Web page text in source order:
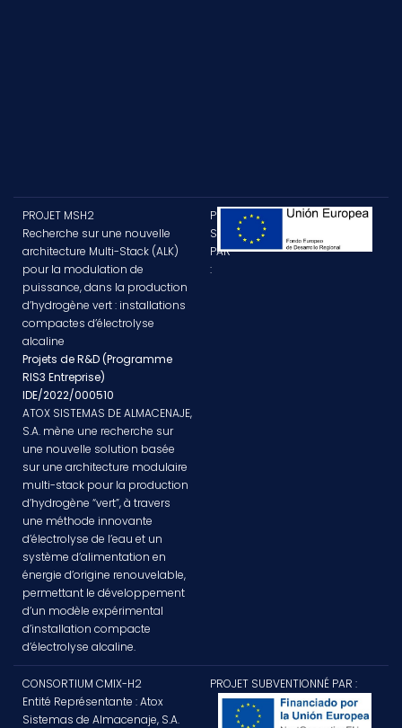
PROJET MSH2
Recherche sur une nouvelle
architecture Multi-Stack (ALK)
pour la modulation de
puissance, dans la production
d’hydrogène vert : installations
compactes d’électrolyse
alcaline
Projets de R&D (Programme
RIS3 Entreprise)
IDE/2022/000510
ATOX SISTEMAS DE ALMACENAJE,
S.A. mène une recherche sur
une nouvelle solution basée
sur une architecture modulaire
multi-stack pour la production
d’hydrogène “vert”, à travers
une méthode innovante
d’électrolyse de l’eau et un
système d’alimentation en
énergie d’origine renouvelable,
permettant le développement
d’un modèle expérimental
d’installation compacte
d’électrolyse alcaline.
PROJET
SUBVENTIONNÉ
PAR
:
CONSORTIUM CMIX-H2
Entité Représentante : Atox
Sistemas de Almacenaje, S.A.
PROJET SUBVENTIONNÉ PAR :